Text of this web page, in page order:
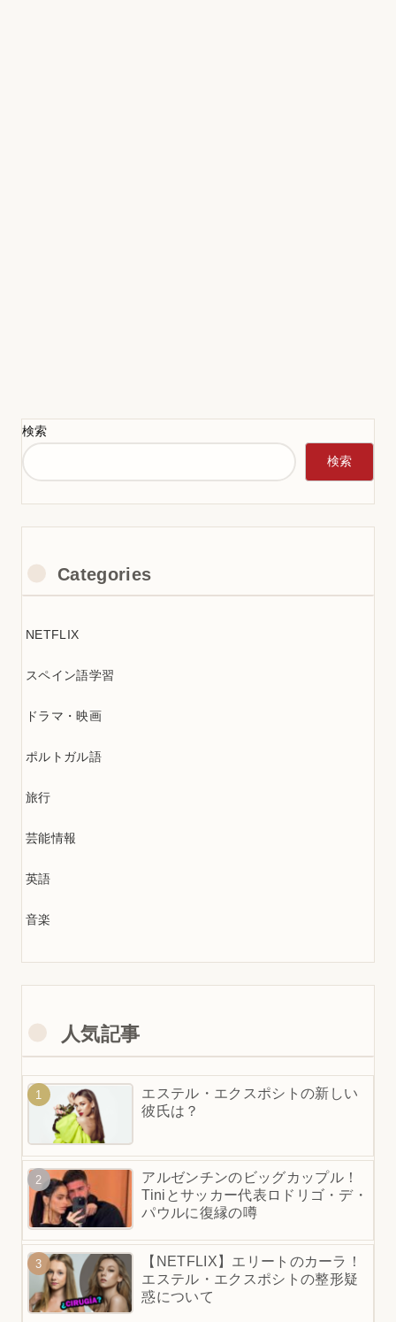
検索
検索
Categories
NETFLIX
スペイン語学習
ドラマ・映画
ポルトガル語
旅行
芸能情報
英語
音楽
人気記事
エステル・エクスポシトの新しい
彼氏は？
アルゼンチンのビッグカップル！
Tiniとサッカー代表ロドリゴ・デ・
パウルに復縁の噂
【NETFLIX】エリートのカーラ！
エステル・エクスポシトの整形疑
惑について